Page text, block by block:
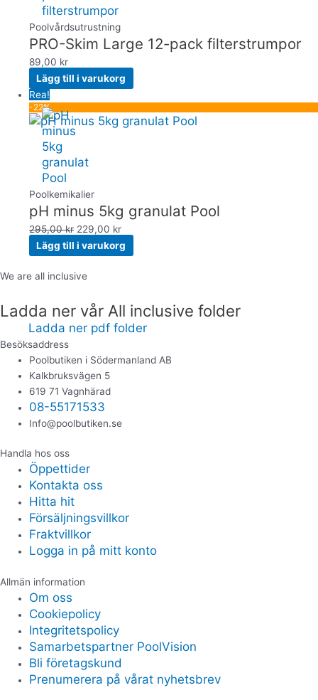
Poolvårdsutrustning
PRO-Skim Large 12-pack filterstrumpor
89,00 kr
Lägg till i varukorg
Rea!
-22%
Poolkemikalier
pH minus 5kg granulat Pool
295,00kr 229,00 kr
Lägg till i varukorg
We are all inclusive
Ladda ner vår All inclusive folder
Ladda ner pdf folder
Besöksaddress
Poolbutiken i Södermanland AB
Kalkbruksvägen 5
619 71 Vagnhärad
08-55171533
Info@poolbutiken.se
Handla hos oss
Öppettider
Kontakta oss
Hitta hit
Försäljningsvillkor
Fraktvillkor
Logga in på mitt konto
Allmän information
Om oss
Cookiepolicy
Integritetspolicy
Samarbetspartner PoolVision
Bli företagskund
Prenumerera på vårat nyhetsbrev